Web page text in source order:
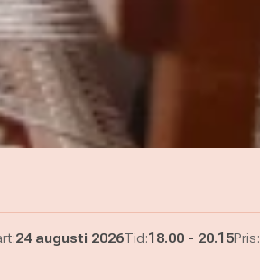
24 augusti 2026Tid:Pågår mellan
18.00 - och
20.15Pris: